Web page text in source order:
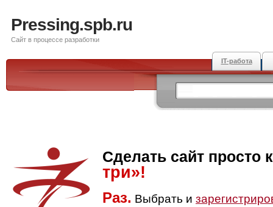
Pressing.spb.ru
Сайт в процессе разработки
IT-работа
Сделать сайт просто
три»!
Раз. Выбрать и